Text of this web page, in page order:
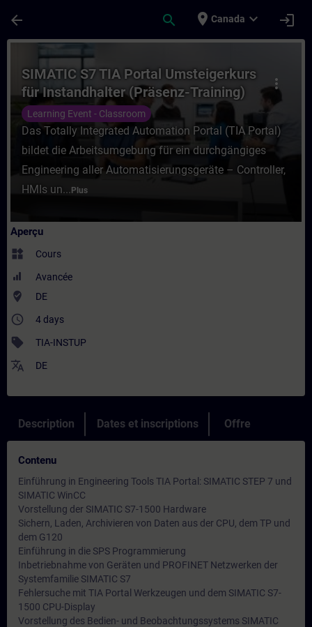
arrow_back search place Canada expand_more login
Cours - SIMATIC S7 TIA Portal
more_vert
SIMATIC S7 TIA Portal Umsteigerkurs
für Instandhalter (Präsenz-Training)
Learning Event - Classroom
Das Totally Integrated Automation Portal (TIA Portal)
bildet die Arbeitsumgebung für ein durchgängiges
Engineering aller Automatisierungsgeräte – Controller,
HMIs un... Plus
Aperçu
widgets Cours
Avancée
where_to_vote DE
access_time 4 days
sell TIA-INSTUP
translate DE
Description Dates et inscriptions Offre
Contenu
Einführung in Engineering Tools TIA Portal: SIMATIC STEP 7 und
SIMATIC WinCC
Vorstellung der SIMATIC S7-1500 Hardware
Sichern, Laden, Archivieren von Daten aus der CPU, dem TP und
dem G120
Einführung in die SPS Programmierung
Inbetriebnahme von Geräten und PROFINET Netzwerken der
Systemfamilie SIMATIC S7
Fehlersuche mit TIA Portal Werkzeugen und dem SIMATIC S7-
1500 CPU-Display
Vorstellung des Bedien- und Beobachtungssystems SIMATIC